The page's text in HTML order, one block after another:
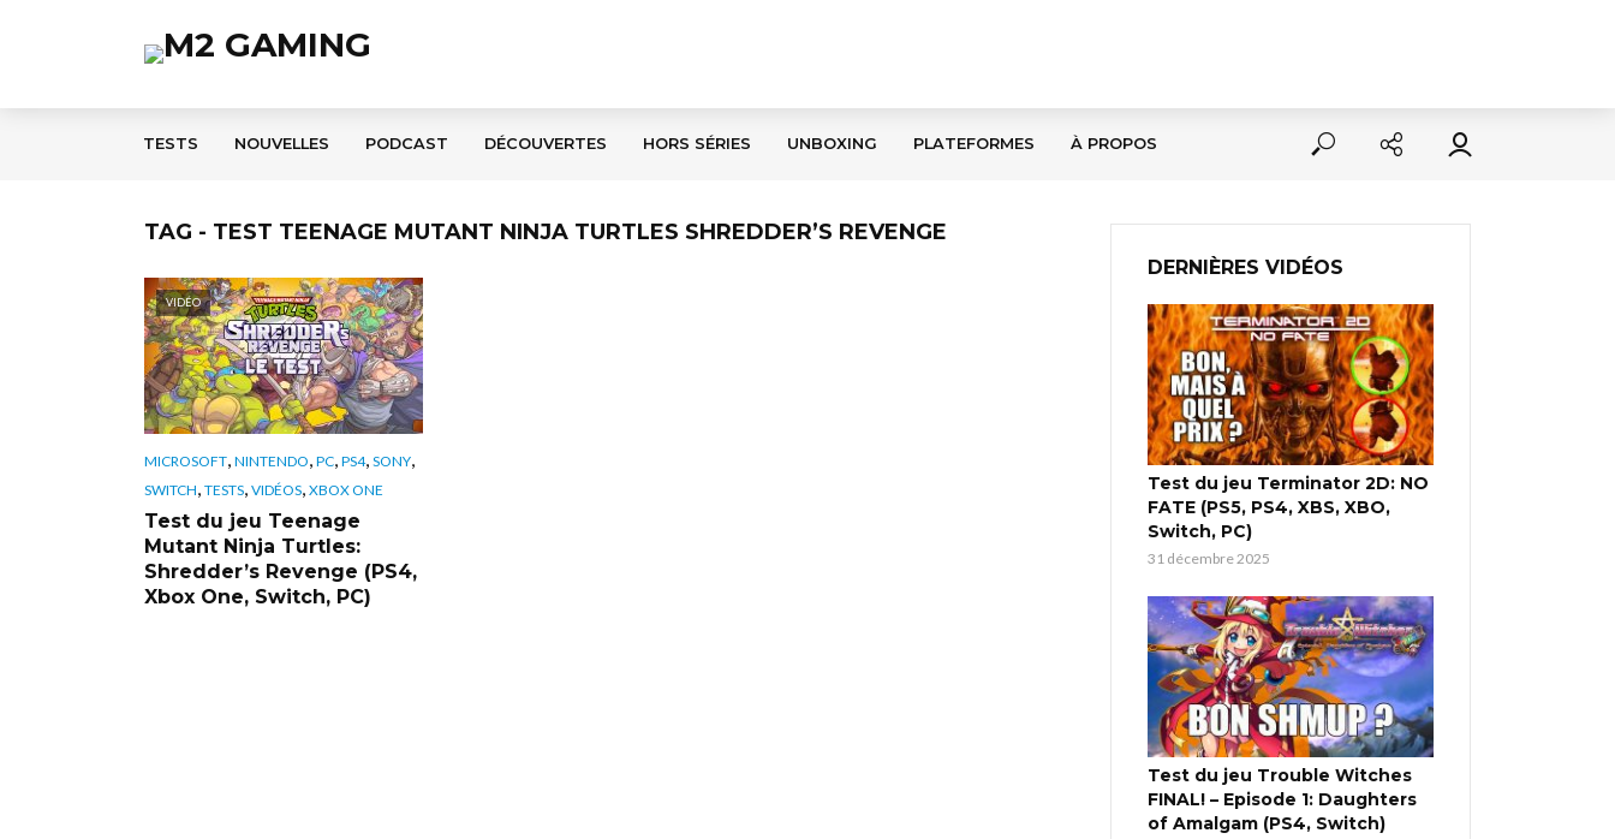
TESTS NOUVELLES PODCAST DÉCOUVERTES HORS SÉRIES UNBOXING PLATEFORMES À PROPOS
TAG - TEST TEENAGE MUTANT NINJA TURTLES SHREDDER’S REVENGE
VIDÉO
MICROSOFT, NINTENDO, PC, PS4, SONY,
SWITCH, TESTS, VIDÉOS, XBOX ONE
Test du jeu Teenage
Mutant Ninja Turtles:
Shredder’s Revenge (PS4,
Xbox One, Switch, PC)
DERNIÈRES VIDÉOS
Test du jeu Terminator 2D: NO
FATE (PS5, PS4, XBS, XBO,
Switch, PC)
31 décembre 2025
Test du jeu Trouble Witches
FINAL! – Episode 1: Daughters
of Amalgam (PS4, Switch)